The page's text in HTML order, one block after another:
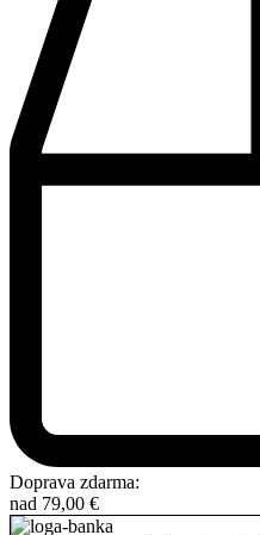
Doprava zdarma:
nad 79,00 €